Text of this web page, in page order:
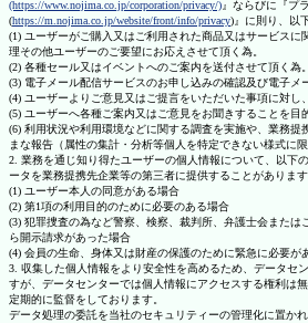
(https://www.nojima.co.jp/corporation/privacy/)』ならびに『プ
(https://m.nojima.co.jp/website/front/info/privacy)』に則り、以
(1) ユーザーがご購入又はご利用された商品又はサービスに
理その他ユーザーのご要望にお応えさせて頂く為。
(2) 各種セール又はイベントへのご案内を送付させて頂く為。
(3) 電子メール配信サービスのお申し込みの確認及び電子メ
(4) ユーザーよりご意見又はご提言をいただいた事項に対し
(5) ユーザーへ各種ご案内又はご意見をお聞きすることを目
(6) 利用状況や利用環境などに関する調査を実施や、業務提
まな報告（属性の集計・分析等個人を特定できない様式に
2. 業務を通じ知り得たユーザーの個人情報について、以下
ータを業務提携先企業等の第三者に提供することがあります
(1) ユーザー本人の同意がある場合
(2) 第1項の利用目的のために必要のある場合
(3) 犯罪捜査の為など警察、検察、裁判所、弁護士会または
ら開示請求があった場合
(4) 会員の生命、身体又は財産の保護のために緊急に必要が
3. 収集した個人情報をより安全性を高めるため、データセ
すが、データセンターでは個人情報にアクセスする権利は
定期的に監督をしております。
データ処理の委託を当社のセキュリティーの管理化に置か